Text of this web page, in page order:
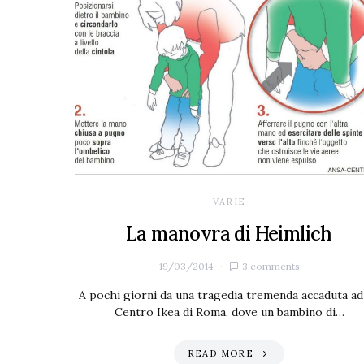
VARIE
La manovra di Heimlich
19/03/2014 3 comments
A pochi giorni da una tragedia tremenda accaduta
Centro Ikea di Roma, dove un bambino di…
READ MORE